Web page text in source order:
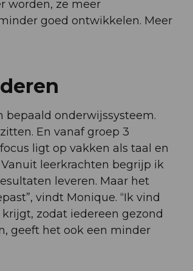
worden, ze meer
goed ontwikkelen. Meer
bepaald onderwijssysteem.
En vanaf groep 3
ligt op vakken als taal en
leerkrachten begrijp ik
leveren. Maar het
vindt Monique. “Ik vind
zodat iedereen gezond
geeft het ook een minder